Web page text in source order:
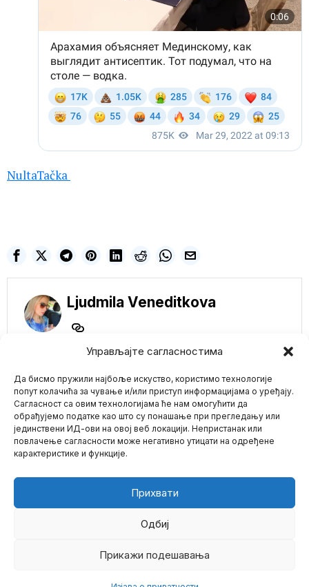
Управљајте сагласностима
Да бисмо пружили најбоље искуство, користимо технологије
попут колачића за чување и/или приступ информацијама о уређају.
Сагласност са овим технологијама ће нам омогућити да
обрађујемо податке као што су понашање при прегледању или
јединствени ИД-ови на овој веб локацији. Непристанак или
повлачење сагласности може негативно утицати на одређене
карактеристике и функције.
Прихвати
Одбиј
Прикажи подешавања
NultaTačka
Ljudmila Veneditkova
Mario zna Youtube
2026- Sva prava zadržana.
NE PROPUSTITE
Dizni objavio najGEJ
film do sada
Počevši nedavno od
rasprave sa Zakonom o
MASK o ukrajinskoj
kontraofanzivi: Toliko
mrtvih za tako
beznačajan rezultat
rezultate ukrajinske